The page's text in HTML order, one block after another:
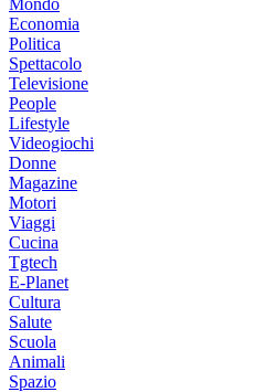
Mondo
Economia
Politica
Spettacolo
Televisione
People
Lifestyle
Videogiochi
Donne
Magazine
Motori
Viaggi
Cucina
Tgtech
E-Planet
Cultura
Salute
Scuola
Animali
Spazio